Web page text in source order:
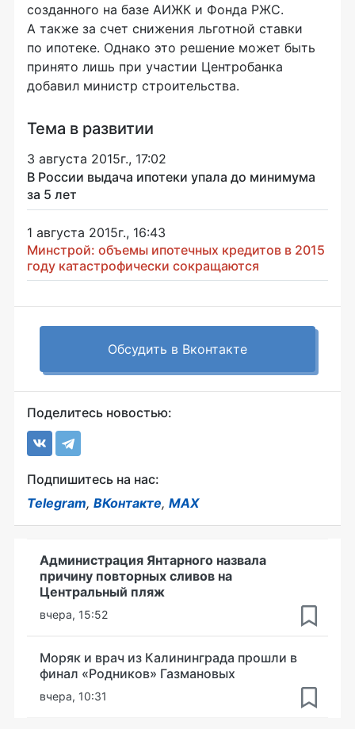
созданного на базе АИЖК и Фонда РЖС.
А также за счет снижения льготной ставки
по ипотеке. Однако это решение может быть
принято лишь при участии Центробанка
добавил министр строительства.
Тема в развитии
3 августа 2015г., 17:02
В России выдача ипотеки упала до минимума
за 5 лет
1 августа 2015г., 16:43
Минстрой: объемы ипотечных кредитов в 2015
году катастрофически сокращаются
Обсудить в Вконтакте
Поделитесь новостью:
Подпишитесь на нас:
Telegram, ВКонтакте, MAX
Администрация Янтарного назвала
причину повторных сливов на
Центральный пляж
вчера, 15:52
Моряк и врач из Калининграда прошли в
финал «Родников» Газмановых
вчера, 10:31